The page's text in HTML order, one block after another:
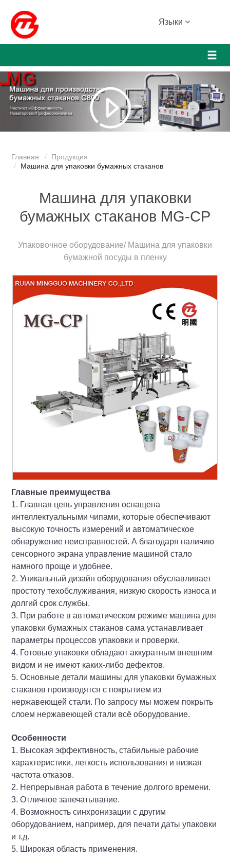
Языки
Главная
Продукция
Машина для упаковки бумажных стаканов
Машина для упаковки
бумажных стаканов MG-CP
Упаковочное оборудование/ Машина для упаковки
бумажной посуды в пленку
Главные преимущества
1. Главная цепь управления оснащена
интеллектуальными чипами, которые обеспечивают
высокую точность измерений и автоматическое
обнаружение неисправностей. А благодаря наличию
сенсорного экрана управление машиной стало
намного проще и удобнее.
2. Уникальный дизайн оборудования обуславливает
простоту техобслуживания, низкую скорость износа и
долгий срок службы.
3. При работе в автоматическом режиме машина для
упаковки бумажных стаканов сама устанавливает
параметры процессов упаковки и проверки.
4. Готовые упаковки обладают аккуратным внешним
видом и не имеют каких-либо дефектов.
5. Основные детали машины для упаковки бумажных
стаканов производятся с покрытием из
нержавеющей стали. По запросу мы можем покрыть
слоем нержавеющей стали всё оборудование.
Особенности
1. Высокая эффективность, стабильные рабочие
характеристики, легкость использования и низкая
частота отказов.
2. Непрерывная работа в течение долгого времени.
3. Отличное запечатывание.
4. Возможность синхронизации с другим
оборудованием, например, для печати даты упаковки
и т.д.
5. Широкая область применения.